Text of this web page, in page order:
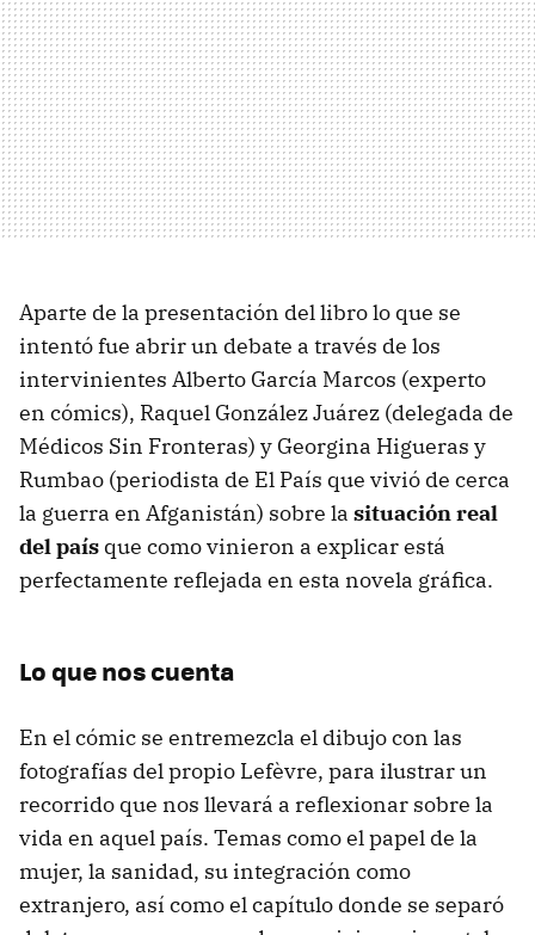
Aparte de la presentación del libro lo que se
intentó fue abrir un debate a través de los
intervinientes Alberto García Marcos (experto
en cómics), Raquel González Juárez (delegada de
Médicos Sin Fronteras) y Georgina Higueras y
Rumbao (periodista de El País que vivió de cerca
la guerra en Afganistán) sobre la situación real
del país que como vinieron a explicar está
perfectamente reflejada en esta novela gráfica.
Lo que nos cuenta
En el cómic se entremezcla el dibujo con las
fotografías del propio Lefèvre, para ilustrar un
recorrido que nos llevará a reflexionar sobre la
vida en aquel país. Temas como el papel de la
mujer, la sanidad, su integración como
extranjero, así como el capítulo donde se separó